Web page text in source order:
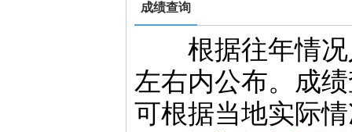
成绩查询
根据往年情况
左右内公布。成
可根据当地实际